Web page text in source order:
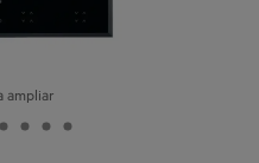
ampliar